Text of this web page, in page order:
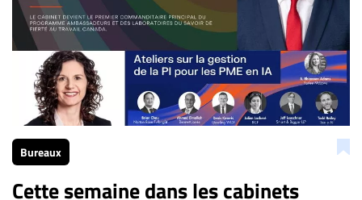
Bureaux
Cette semaine dans les cabinets